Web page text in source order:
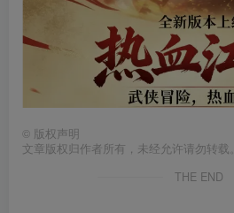
© 版权声明
文章版权归作者所有，未经允许请勿转载。
THE END